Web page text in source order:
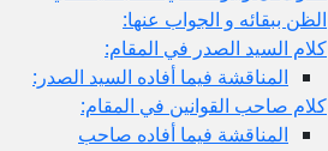
الظن ببقائه و الجواب عنها:
كلام السيد الصدر في المقام:
المناقشة فيما أفاده السيد الصدر:
كلام صاحب القوانين في المقام:
المناقشة فيما أفاده صاحب